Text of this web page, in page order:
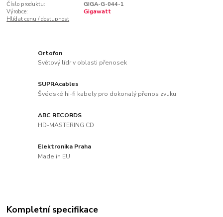
Číslo produktu:
GIGA-G-044-1
Výrobce:
Gigawatt
Hlídat cenu / dostupnost
Ortofon
Světový lídr v oblasti přenosek
SUPRAcables
Švédské hi-fi kabely pro dokonalý přenos zvuku
ABC RECORDS
HD-MASTERING CD
Elektronika Praha
Made in EU
Kompletní specifikace